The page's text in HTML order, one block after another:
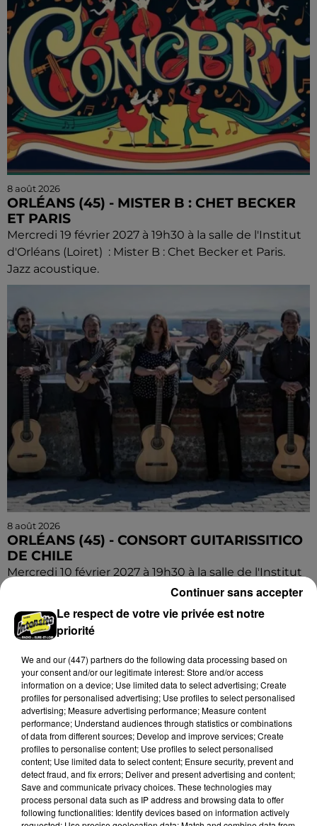
8 août 2026
ORLÉANS (45) - MISTER B : CHET BECKER
ET PARIS
Mercredi 19 février 2027 à 19h30 à la salle de l'Institut
d'Orléans (Loiret) : Mister B : Chet Becker et Paris.
Jazz acoustique.
8 août 2026
ORLÉANS (45) - CONSORT GUITARISSITICO
DE CHILE
Mercredi 10 février 2027 à 19h30 à la salle de l'Institut
d'Orléans (Loiret) : Consort Guitarissitico de Chile.
Le respect de votre vie privée est notre
priorité
We and our (447) partnersdo the following data processing based on
your consent and/or our legitimate interest: Store and/or access
information on a device; Use limited data to select advertising; Create
profiles for personalised advertising; Use profiles to select personalised
advertising; Measure advertising performance; Measure content
performance; Understand audiences through statistics or combinations
of data from different sources; Develop and improve services; Create
profiles to personalise content; Use profiles to select personalised
content; Use limited data to select content; Ensure security, prevent and
detect fraud, and fix errors; Deliver and present advertising and content;
Save and communicate privacy choices. These technologies may
process personal data such as IP address and browsing data to offer
following functionalities: Identify devices based on information actively
Continuer sans accepter